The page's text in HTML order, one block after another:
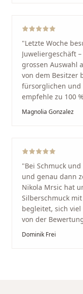
Arbeit und seine
Service und
richtig."
"Letzte Woche
Juweliergeschäft
grossen Auswahl
von dem Besitzer
fürsorglichen und
empfehle zu 100
Schaffhausen.
glücklich mit der
Magnolia Gonzalez
"Bei Schmuck
und genau dann
Nikola Mrsic hat
Silberschmuck
begleitet, sich
von der
transparent und
Dominik Frei